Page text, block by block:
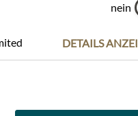
nein
DETAILS